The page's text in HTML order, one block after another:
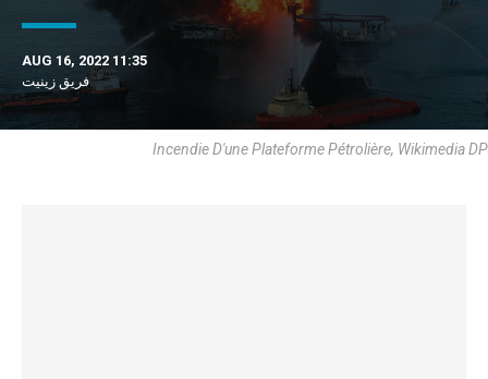
AUG 16, 2022 11:35
فريق زينيت
Incendie D'une Plateforme Pétrolière, Wikimedia DP